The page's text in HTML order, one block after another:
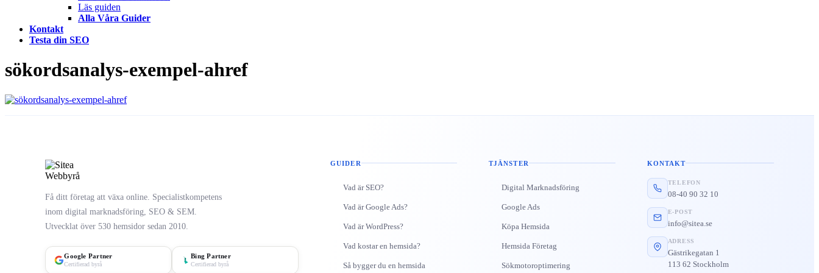
Läs guiden
Alla Våra Guider
Kontakt
Testa din SEO
sökordsanalys-exempel-ahref
Få ditt företag att växa online. Specialistkompetens
inom digital marknadsföring, SEO & SEM.
Utvecklat över 530 hemsidor sedan 2010.
Google Partner
Certifierad byrå
Bing Partner
Certifierad byrå
GUIDER
Vad är SEO?
Vad är Google Ads?
Vad är WordPress?
Vad kostar en hemsida?
Så bygger du en hemsida
TJÄNSTER
Digital Marknadsföring
Google Ads
Köpa Hemsida
Hemsida Företag
Sökmotoroptimering
KONTAKT
TELEFON
08-40 90 32 10
E-POST
info@sitea.se
ADRESS
Gästrikegatan 1
113 62 Stockholm